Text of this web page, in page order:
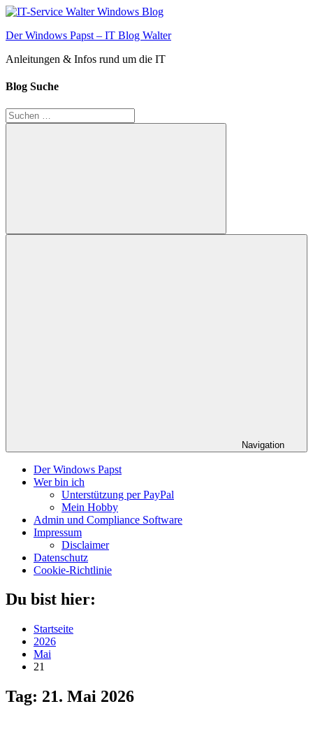
Zum
springen
Der Windows Papst – IT Blog Walter
Anleitungen & Infos rund um die IT
Blog Suche
Suchen
nach:
Suchen
Navigation
Der Windows Papst
Wer bin ich
Unterstützung per PayPal
Mein Hobby
Admin und Compliance Software
Impressum
Disclaimer
Datenschutz
Cookie-Richtlinie
Du bist hier:
Startseite
2026
Mai
21
Tag: 21. Mai 2026